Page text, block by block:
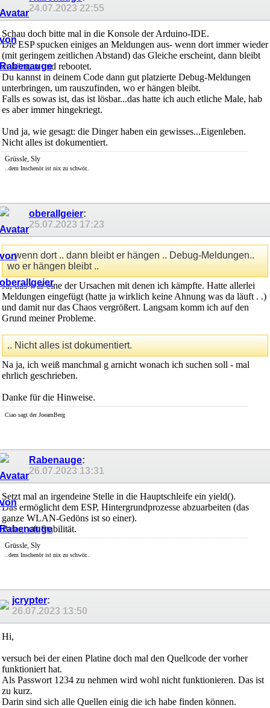
24.07.2023 22:55
Schau doch bitte mal in die Konsole der Arduino-IDE.
Die ESP spucken einiges an Meldungen aus- wenn dort immer wieder
(mit geringem zeitlichen Abstand) das Gleiche erscheint, dann bleibt
er hängen und rebootet.
Du kannst in deinem Code dann gut platzierte Debug-Meldungen
unterbringen, um rauszufinden, wo er hängen bleibt.
Falls es sowas ist, das ist lösbar...das hatte ich auch etliche Male, hab
es aber immer hingekriegt.
Und ja, wie gesagt: die Dinger haben ein gewisses...Eigenleben.
Nicht alles ist dokumentiert.
Grüssle, Sly
..dem Inschenör ist nix zu schwör..
oberallgeier:
25.07.2023 17:23
.. wenn dort .. dann bleibt er hängen .. Debug-Meldungen..
wo er hängen bleibt ..
Ja, das war eine der Ursachen mit denen ich kämpfte. Hatte allerlei
Meldungen eingefügt (hatte ja wirklich keine Ahnung was da läuft . .)
und damit nur das Chaos vergrößert. Langsam komm ich auf den
Grund meiner Probleme.
.. Nicht alles ist dokumentiert.
Na ja, ich weiß manchmal g arnicht wonach ich suchen soll - mal
ehrlich geschrieben.
Danke für die Hinweise.
Ciao sagt der JoeamBerg
Rabenauge:
26.07.2023 13:31
Setzt mal an irgendeine Stelle in die Hauptschleife ein yield().
Das ermöglicht dem ESP, Hintergrundprozesse abzuarbeiten (das
ganze WLAN-Gedöns ist so einer).
Bringt oft Stabilität.
Grüssle, Sly
..dem Inschenör ist nix zu schwör..
jcrypter:
26.07.2023 13:50
Hi,
versuch bei der einen Platine doch mal den Quellcode der vorher
funktioniert hat.
Als Passwort 1234 zu nehmen wird wohl nicht funktionieren. Das ist
zu kurz.
Darin sind sich alle Quellen einig die ich habe finden können.